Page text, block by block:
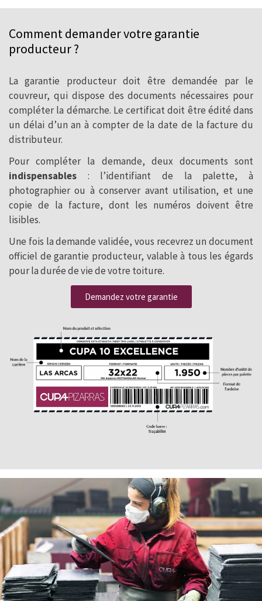
Comment demander votre garantie
producteur ?
La garantie producteur doit être demandée par le
couvreur, qui dispose des documents nécessaires pour
compléter la démarche. Le certificat doit être édité dans
un délai d’un an à compter de la date de la facture du
distributeur.
Pour compléter la demande, deux documents sont
indispensables : l’identifiant de la palette, à
photographier ou à conserver avant utilisation, et une
copie de la facture, dont les numéros doivent être
lisibles.
Une fois la demande validée, vous recevrez un document
officiel de garantie producteur, valable à tous les égards
pour la durée de vie de votre toiture.
Demandez votre garantie